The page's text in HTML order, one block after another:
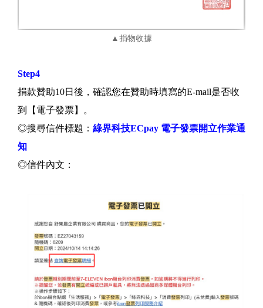
▲捐物收據
Step4
捐款贊助10日後，確認您在贊助時填寫的E-mail是否收
到【電子發票】。
◎搜尋信件標題： 綠界科技ECpay 電子發票開立作業通
知
◎信件內文：